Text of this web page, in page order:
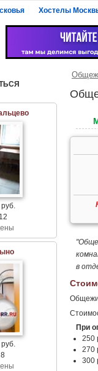
Хостелы
в
При
250
270
300